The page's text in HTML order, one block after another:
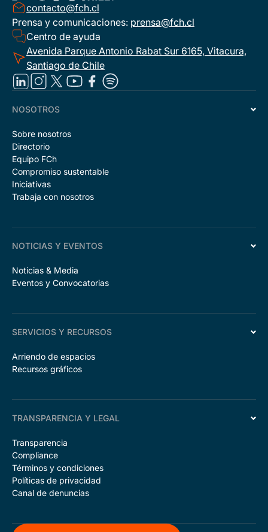
contacto@fch.cl
Prensa y comunicaciones: prensa@fch.cl
Centro de ayuda
Avenida Parque Antonio Rabat Sur 6165, Vitacura,
Santiago de Chile
NOSOTROS
Sobre nosotros
Directorio
Equipo FCh
Compromiso sustentable
Iniciativas
Trabaja con nosotros
NOTICIAS Y EVENTOS
Noticias & Media
Eventos y Convocatorias
SERVICIOS Y RECURSOS
Arriendo de espacios
Recursos gráficos
TRANSPARENCIA Y LEGAL
Transparencia
Compliance
Términos y condiciones
Políticas de privacidad
Canal de denuncias